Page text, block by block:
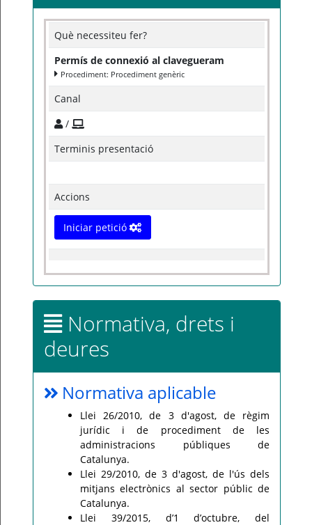
Què necessiteu fer?
Permís de connexió al clavegueram
Procediment: Procediment genèric
Canal
/
Terminis presentació
Accions
Iniciar petició
Normativa, drets i
deures
Normativa aplicable
Llei 26/2010, de 3 d'agost, de règim
jurídic i de procediment de les
administracions públiques de
Catalunya.
Llei 29/2010, de 3 d'agost, de l'ús dels
mitjans electrònics al sector públic de
Catalunya.
Llei 39/2015, d’1 d’octubre, del